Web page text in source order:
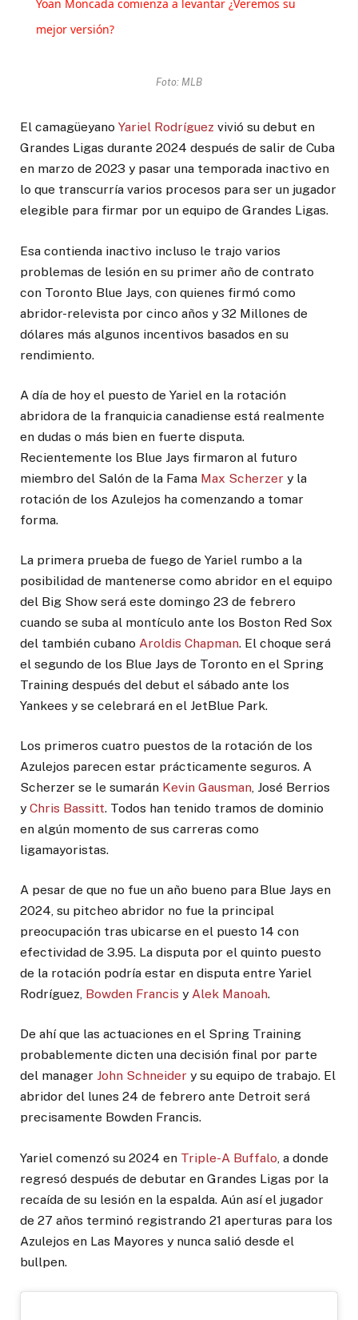
Yoan Moncada comienza a levantar ¿Veremos su
mejor versión?
Foto: MLB
El camagüeyano Yariel Rodríguez vivió su debut en
Grandes Ligas durante 2024 después de salir de Cuba
en marzo de 2023 y pasar una temporada inactivo en
lo que transcurría varios procesos para ser un jugador
elegible para firmar por un equipo de Grandes Ligas.
Esa contienda inactivo incluso le trajo varios
problemas de lesión en su primer año de contrato
con Toronto Blue Jays, con quienes firmó como
abridor-relevista por cinco años y 32 Millones de
dólares más algunos incentivos basados en su
rendimiento.
A día de hoy el puesto de Yariel en la rotación
abridora de la franquicia canadiense está realmente
en dudas o más bien en fuerte disputa.
Recientemente los Blue Jays firmaron al futuro
miembro del Salón de la Fama Max Scherzer y la
rotación de los Azulejos ha comenzando a tomar
forma.
La primera prueba de fuego de Yariel rumbo a la
posibilidad de mantenerse como abridor en el equipo
del Big Show será este domingo 23 de febrero
cuando se suba al montículo ante los Boston Red Sox
del también cubano Aroldis Chapman. El choque será
el segundo de los Blue Jays de Toronto en el Spring
Training después del debut el sábado ante los
Yankees y se celebrará en el JetBlue Park.
Los primeros cuatro puestos de la rotación de los
Azulejos parecen estar prácticamente seguros. A
Scherzer se le sumarán Kevin Gausman, José Berrios
y Chris Bassitt. Todos han tenido tramos de dominio
en algún momento de sus carreras como
ligamayoristas.
A pesar de que no fue un año bueno para Blue Jays en
2024, su pitcheo abridor no fue la principal
preocupación tras ubicarse en el puesto 14 con
efectividad de 3.95. La disputa por el quinto puesto
de la rotación podría estar en disputa entre Yariel
Rodríguez, Bowden Francis y Alek Manoah.
De ahí que las actuaciones en el Spring Training
probablemente dicten una decisión final por parte
del manager John Schneider y su equipo de trabajo. El
abridor del lunes 24 de febrero ante Detroit será
precisamente Bowden Francis.
Yariel comenzó su 2024 en Triple-A Buffalo , a donde
regresó después de debutar en Grandes Ligas por la
recaída de su lesión en la espalda. Aún así el jugador
de 27 años terminó registrando 21 aperturas para los
Azulejos en Las Mayores y nunca salió desde el
bullpen.